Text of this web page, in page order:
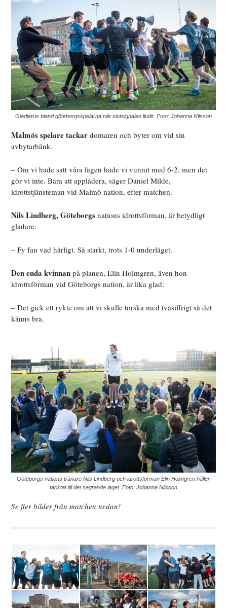
Glädjerus bland göteborgsspelarna när slutsignalen ljudit. Foto: Johanna Nilsson
Malmös spelare tackar domaren och byter om vid sin
avbytarbänk.
– Om vi hade satt våra lägen hade vi vunnit med 6-2, men det
gör vi inte. Bara att applådera, säger Daniel Milde,
idrottstjänsteman vid Malmö nation, efter matchen.
Nils Lindberg, Göteborgs nations idrottsförman, är betydligt
gladare:
– Fy fan vad härligt. Så starkt, trots 1-0 underläget.
Den enda kvinnan på planen, Elin Holmgren, även hon
idrottsförman vid Göteborgs nation, är lika glad:
– Det gick ett rykte om att vi skulle torska med tvåsiffrigt så det
känns bra.
Göteborgs nations tränare Nils Lindberg och idrottsförman Elin Holmgren håller
tacktal till det segrande laget. Foto: Johanna Nilsson
Se fler bilder från matchen nedan!